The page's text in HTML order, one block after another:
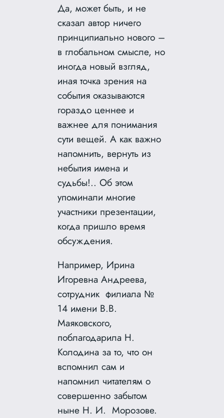
Да, может быть, и не
сказал автор ничего
принципиально нового –
в глобальном смысле, но
иногда новый взгляд,
иная точка зрения на
события оказываются
гораздо ценнее и
важнее для понимания
сути вещей. А как важно
напомнить, вернуть из
небытия имена и
судьбы!.. Об этом
упоминали многие
участники презентации,
когда пришло время
обсуждения.
Например, Ирина
Игоревна Андреева,
сотрудник филиала №
14 имени В.В.
Маяковского,
поблагодарила Н.
Колодина за то, что он
вспомнил сам и
напомнил читателям о
совершенно забытом
ныне Н. И. Морозове.